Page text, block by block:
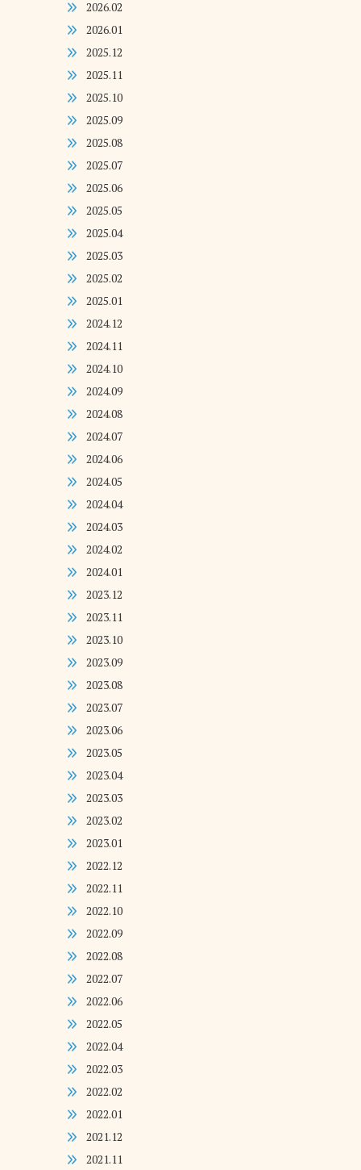
2026.02
2026.01
2025.12
2025.11
2025.10
2025.09
2025.08
2025.07
2025.06
2025.05
2025.04
2025.03
2025.02
2025.01
2024.12
2024.11
2024.10
2024.09
2024.08
2024.07
2024.06
2024.05
2024.04
2024.03
2024.02
2024.01
2023.12
2023.11
2023.10
2023.09
2023.08
2023.07
2023.06
2023.05
2023.04
2023.03
2023.02
2023.01
2022.12
2022.11
2022.10
2022.09
2022.08
2022.07
2022.06
2022.05
2022.04
2022.03
2022.02
2022.01
2021.12
2021.11